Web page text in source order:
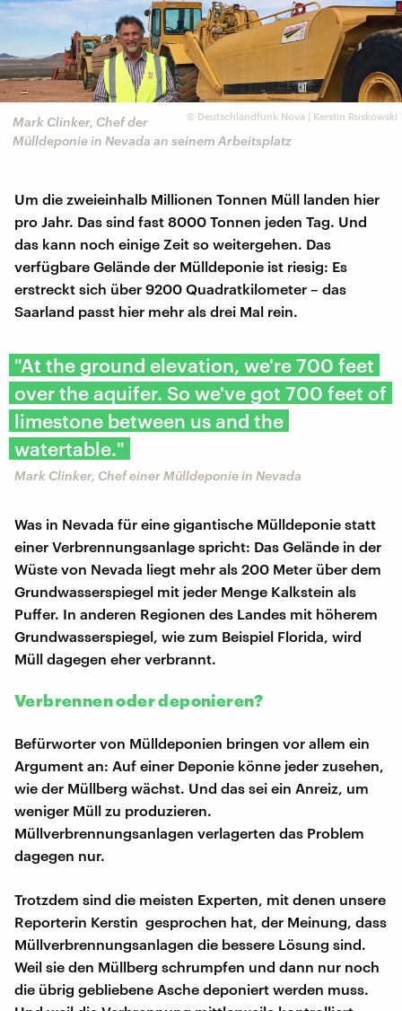
© Deutschlandfunk Nova | Kerstin Ruskowski
Mark Clinker, Chef der
Mülldeponie in Nevada an seinem Arbeitsplatz
Um die zweieinhalb Millionen Tonnen Müll landen hier
pro Jahr. Das sind fast 8000 Tonnen jeden Tag. Und
das kann noch einige Zeit so weitergehen. Das
verfügbare Gelände der Mülldeponie ist riesig: Es
erstreckt sich über 9200 Quadratkilometer – das
Saarland passt hier mehr als drei Mal rein.
"At the ground elevation, we're 700 feet
over the aquifer. So we've got 700 feet of
limestone between us and the
watertable."
Mark Clinker, Chef einer Mülldeponie in Nevada
Was in Nevada für eine gigantische Mülldeponie statt
einer Verbrennungsanlage spricht: Das Gelände in der
Wüste von Nevada liegt mehr als 200 Meter über dem
Grundwasserspiegel mit jeder Menge Kalkstein als
Puffer. In anderen Regionen des Landes mit höherem
Grundwasserspiegel, wie zum Beispiel Florida, wird
Müll dagegen eher verbrannt.
Verbrennen oder deponieren?
Befürworter von Mülldeponien bringen vor allem ein
Argument an: Auf einer Deponie könne jeder zusehen,
wie der Müllberg wächst. Und das sei ein Anreiz, um
weniger Müll zu produzieren.
Müllverbrennungsanlagen verlagerten das Problem
dagegen nur.
Trotzdem sind die meisten Experten, mit denen unsere
Reporterin Kerstin gesprochen hat, der Meinung, dass
Müllverbrennungsanlagen die bessere Lösung sind.
Weil sie den Müllberg schrumpfen und dann nur noch
die übrig gebliebene Asche deponiert werden muss.